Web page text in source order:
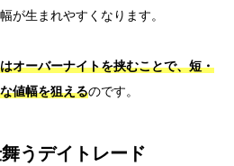
が生まれやすくなります。
オーバーナイトを挟むことで、短・
値幅を狙えるのです。
うデイトレード